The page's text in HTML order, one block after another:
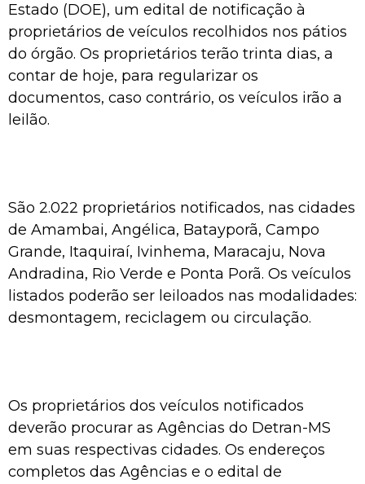
Estado (DOE), um edital de notificação à
proprietários de veículos recolhidos nos pátios
do órgão. Os proprietários terão trinta dias, a
contar de hoje, para regularizar os
documentos, caso contrário, os veículos irão a
leilão.
São 2.022 proprietários notificados, nas cidades
de Amambai, Angélica, Batayporã, Campo
Grande, Itaquiraí, Ivinhema, Maracaju, Nova
Andradina, Rio Verde e Ponta Porã. Os veículos
listados poderão ser leiloados nas modalidades:
desmontagem, reciclagem ou circulação.
Os proprietários dos veículos notificados
deverão procurar as Agências do Detran-MS
em suas respectivas cidades. Os endereços
completos das Agências e o edital de